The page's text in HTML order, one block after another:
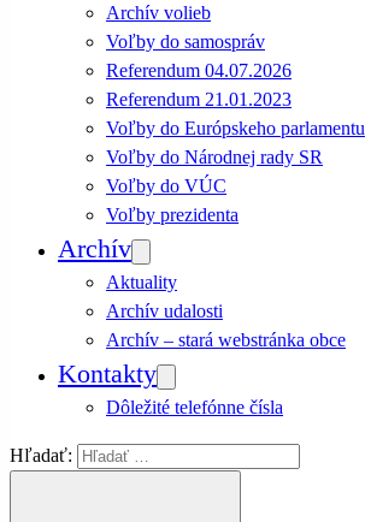
Archív volieb
Voľby do samospráv
Referendum 04.07.2026
Referendum 21.01.2023
Voľby do Európskeho parlamentu
Voľby do Národnej rady SR
Voľby do VÚC
Voľby prezidenta
Archív
Aktuality
Archív udalosti
Archív – stará webstránka obce
Kontakty
Dôležité telefónne čísla
Hľadať: